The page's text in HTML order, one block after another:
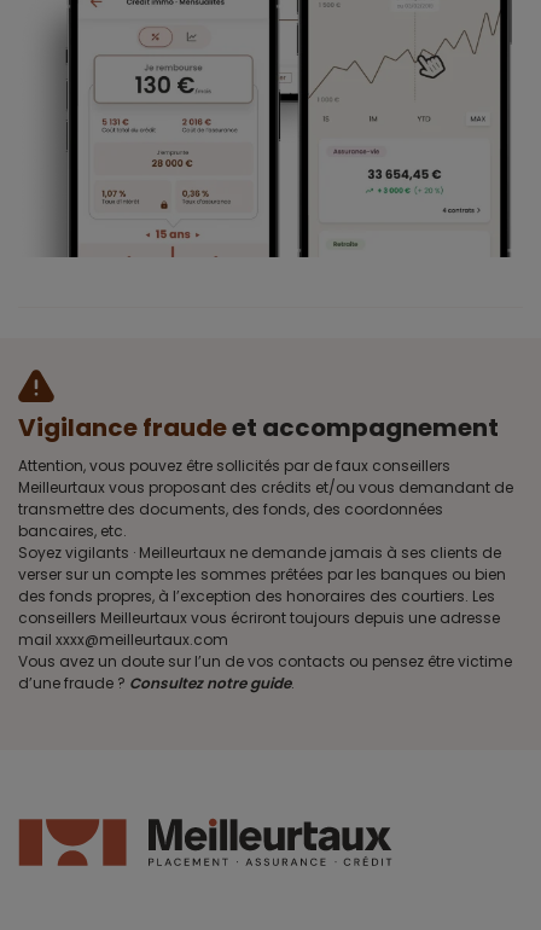
Vigilance fraudeet accompagnement
Attention, vous pouvez être sollicités par de faux conseillers
Meilleurtaux vous proposant des crédits et/ou vous demandant de
transmettre des documents, des fonds, des coordonnées
bancaires, etc.
Soyez vigilants · Meilleurtaux ne demande jamais à ses clients de
verser sur un compte les sommes prêtées par les banques ou bien
des fonds propres, à l’exception des honoraires des courtiers. Les
conseillers Meilleurtaux vous écriront toujours depuis une adresse
mail xxxx@meilleurtaux.com
Vous avez un doute sur l’un de vos contacts ou pensez être victime
d’une fraude ? Consultez notre guide.